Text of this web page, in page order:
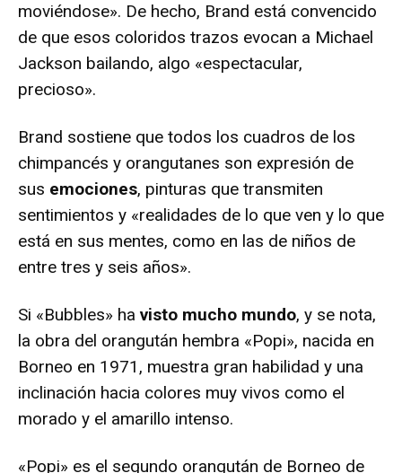
moviéndose». De hecho, Brand está convencido
de que esos coloridos trazos evocan a Michael
Jackson bailando, algo «espectacular,
precioso».
Brand sostiene que todos los cuadros de los
chimpancés y orangutanes son expresión de
sus emociones, pinturas que transmiten
sentimientos y «realidades de lo que ven y lo que
está en sus mentes, como en las de niños de
entre tres y seis años».
Si «Bubbles» ha visto mucho mundo, y se nota,
la obra del orangután hembra «Popi», nacida en
Borneo en 1971, muestra gran habilidad y una
inclinación hacia colores muy vivos como el
morado y el amarillo intenso.
«Popi» es el segundo orangután de Borneo de